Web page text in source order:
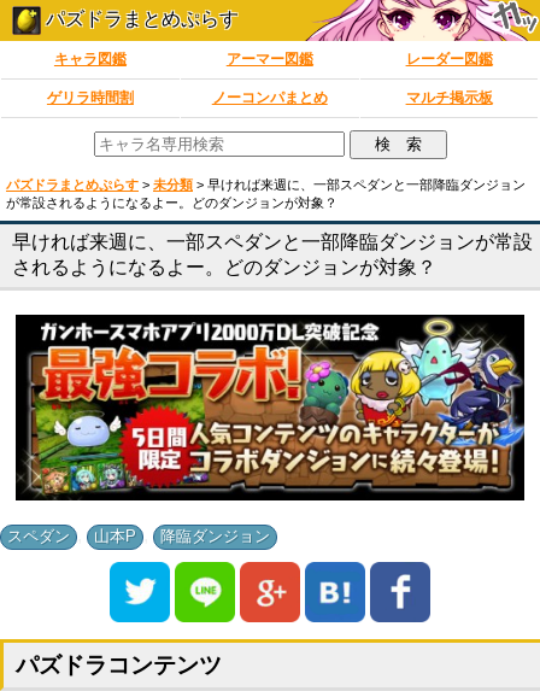
パズドラまとめぷらす
キャラ図鑑 アーマー図鑑 レーダー図鑑
ゲリラ時間割 ノーコンパまとめ マルチ掲示板
パズドラまとめぷらす > 未分類 > 早ければ来週に、一部スペダンと一部降臨ダンジョン
が常設されるようになるよー。どのダンジョンが対象？
早ければ来週に、一部スペダンと一部降臨ダンジョンが常設
されるようになるよー。どのダンジョンが対象？
スペダン 山本P 降臨ダンジョン
パズドラコンテンツ